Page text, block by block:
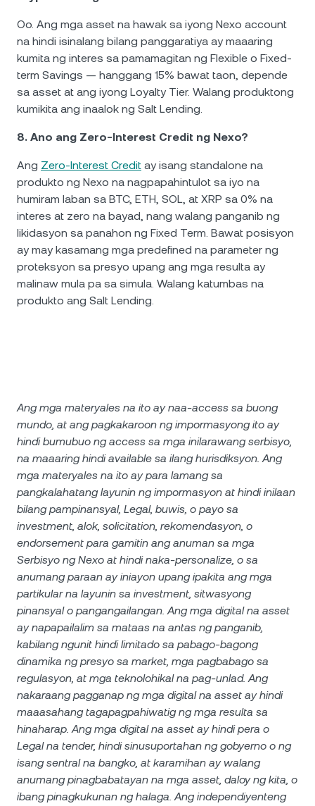
Oo. Ang mga asset na hawak sa iyong Nexo account
na hindi isinalang bilang panggaratiya ay maaaring
kumita ng interes sa pamamagitan ng Flexible o Fixed-
term Savings — hanggang 15% bawat taon, depende
sa asset at ang iyong Loyalty Tier. Walang produktong
kumikita ang inaalok ng Salt Lending.
8. Ano ang Zero-Interest Credit ng Nexo?
Ang Zero-Interest Credit ay isang standalone na
produkto ng Nexo na nagpapahintulot sa iyo na
humiram laban sa BTC, ETH, SOL, at XRP sa 0% na
interes at zero na bayad, nang walang panganib ng
likidasyon sa panahon ng Fixed Term. Bawat posisyon
ay may kasamang mga predefined na parameter ng
proteksyon sa presyo upang ang mga resulta ay
malinaw mula pa sa simula. Walang katumbas na
produkto ang Salt Lending.
Ang mga materyales na ito ay naa-access sa buong
mundo, at ang pagkakaroon ng impormasyong ito ay
hindi bumubuo ng access sa mga inilarawang serbisyo,
na maaaring hindi available sa ilang hurisdiksyon. Ang
mga materyales na ito ay para lamang sa
pangkalahatang layunin ng impormasyon at hindi inilaan
bilang pampinansyal, Legal, buwis, o payo sa
investment, alok, solicitation, rekomendasyon, o
endorsement para gamitin ang anuman sa mga
Serbisyo ng Nexo at hindi naka-personalize, o sa
anumang paraan ay iniayon upang ipakita ang mga
partikular na layunin sa investment, sitwasyong
pinansyal o pangangailangan. Ang mga digital na asset
ay napapailalim sa mataas na antas ng panganib,
kabilang ngunit hindi limitado sa pabago-bagong
dinamika ng presyo sa market, mga pagbabago sa
regulasyon, at mga teknolohikal na pag-unlad. Ang
nakaraang pagganap ng mga digital na asset ay hindi
maaasahang tagapagpahiwatig ng mga resulta sa
hinaharap. Ang mga digital na asset ay hindi pera o
Legal na tender, hindi sinusuportahan ng gobyerno o ng
isang sentral na bangko, at karamihan ay walang
anumang pinagbabatayan na mga asset, daloy ng kita, o
ibang pinagkukunan ng halaga. Ang independiyenteng